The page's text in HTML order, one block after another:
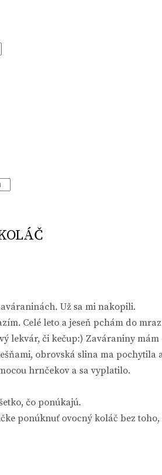
Už sa mi nakopili.
Celé leto a jeseň pchám do
lekvár, či kečup:) Zaváraniny
obrovská slina ma pochytila
hrnčekov a sa vyplatilo.
čo ponúkajú.
ponúknuť ovocný koláč bez